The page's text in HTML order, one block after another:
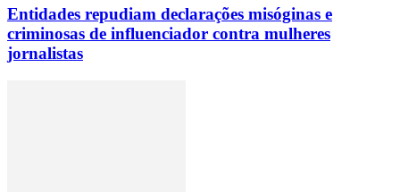
Entidades repudiam declarações misóginas e
criminosas de influenciador contra mulheres
jornalistas